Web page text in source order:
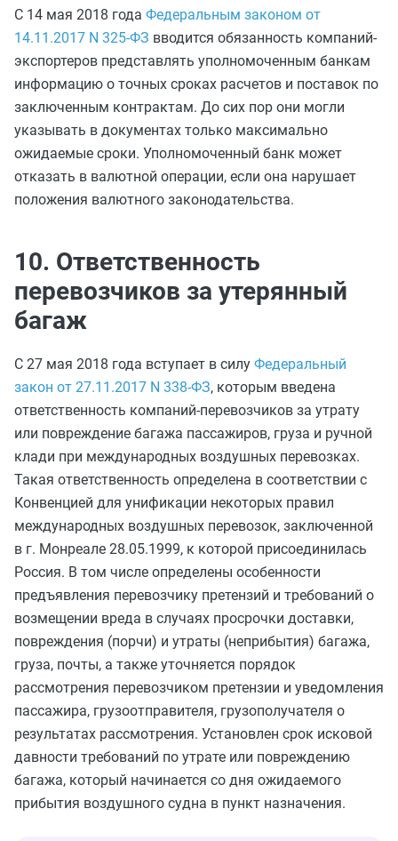
С 14 мая 2018 года Федеральным законом от
14.11.2017 N 325-ФЗ вводится обязанность компаний-
экспортеров представлять уполномоченным банкам
информацию о точных сроках расчетов и поставок по
заключенным контрактам. До сих пор они могли
указывать в документах только максимально
ожидаемые сроки. Уполномоченный банк может
отказать в валютной операции, если она нарушает
положения валютного законодательства.
10. Ответственность
перевозчиков за утерянный
багаж
С 27 мая 2018 года вступает в силу Федеральный
закон от 27.11.2017 N 338-ФЗ, которым введена
ответственность компаний-перевозчиков за утрату
или повреждение багажа пассажиров, груза и ручной
клади при международных воздушных перевозках.
Такая ответственность определена в соответствии с
Конвенцией для унификации некоторых правил
международных воздушных перевозок, заключенной
в г. Монреале 28.05.1999, к которой присоединилась
Россия. В том числе определены особенности
предъявления перевозчику претензий и требований о
возмещении вреда в случаях просрочки доставки,
повреждения (порчи) и утраты (неприбытия) багажа,
груза, почты, а также уточняется порядок
рассмотрения перевозчиком претензии и уведомления
пассажира, грузоотправителя, грузополучателя о
результатах рассмотрения. Установлен срок исковой
давности требований по утрате или повреждению
багажа, который начинается со дня ожидаемого
прибытия воздушного судна в пункт назначения.